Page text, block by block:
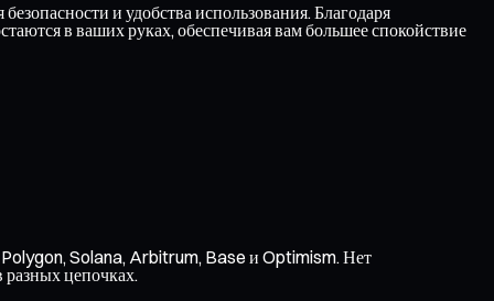
и удобства использования. Благодаря
в ваших руках, обеспечивая вам большее спокойствие
Polygon, Solana, Arbitrum, Base и Optimism. Нет
разных цепочках.